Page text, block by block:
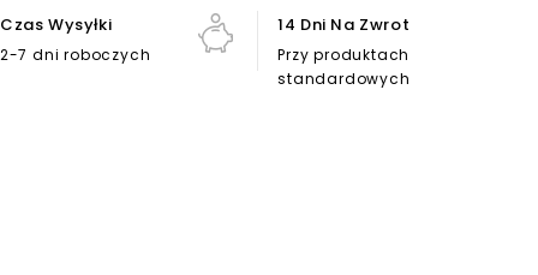
Czas Wysyłki
2-7 dni roboczych
14 Dni Na Zwrot
Przy produktach
standardowych